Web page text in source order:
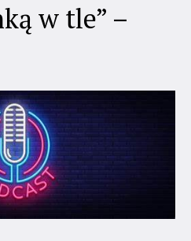
w tle” –